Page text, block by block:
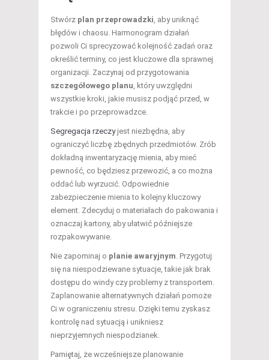
Stwórz plan przeprowadzki, aby uniknąć
błędów i chaosu. Harmonogram działań
pozwoli Ci sprecyzować kolejność zadań oraz
określić terminy, co jest kluczowe dla sprawnej
organizacji. Zaczynaj od przygotowania
szczegółowego planu, który uwzględni
wszystkie kroki, jakie musisz podjąć przed, w
trakcie i po przeprowadzce.
Segregacja rzeczyjest niezbędna, aby
ograniczyć liczbę zbędnych przedmiotów. Zrób
dokładną inwentaryzację mienia, aby mieć
pewność, co będziesz przewozić, a co można
oddać lub wyrzucić. Odpowiednie
zabezpieczenie mienia to kolejny kluczowy
element. Zdecyduj o materiałach do pakowania i
oznaczaj kartony, aby ułatwić późniejsze
rozpakowywanie.
Nie zapominaj o planie awaryjnym. Przygotuj
się na niespodziewane sytuacje, takie jak brak
dostępu do windy czy problemy z transportem.
Zaplanowanie alternatywnych działań pomoże
Ci w ograniczeniu stresu. Dzięki temu zyskasz
kontrolę nad sytuacją i unikniesz
nieprzyjemnych niespodzianek.
Pamiętaj, że wcześniejsze planowanie